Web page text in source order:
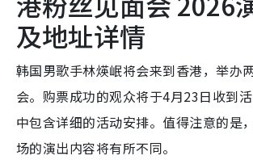
及地址详情
韩国男歌手林煐岷将会来到香港，举办
会。购票成功的观众将于4月23日收到
中包含详细的活动安排。值得注意的是
场的演出内容将有所不同。